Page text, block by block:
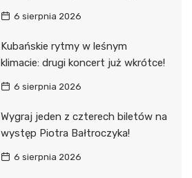
6 sierpnia 2026
Kubańskie rytmy w leśnym
klimacie: drugi koncert już wkrótce!
6 sierpnia 2026
Wygraj jeden z czterech biletów na
występ Piotra Bałtroczyka!
6 sierpnia 2026